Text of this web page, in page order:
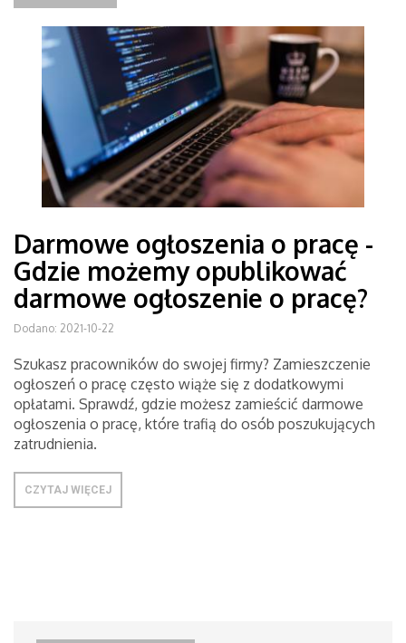
Darmowe ogłoszenia o pracę -
Gdzie możemy opublikować
darmowe ogłoszenie o pracę?
Dodano: 2021-10-22
Szukasz pracowników do swojej firmy? Zamieszczenie
ogłoszeń o pracę często wiąże się z dodatkowymi
opłatami. Sprawdź, gdzie możesz zamieścić darmowe
ogłoszenia o pracę, które trafią do osób poszukujących
zatrudnienia.
CZYTAJ WIĘCEJ